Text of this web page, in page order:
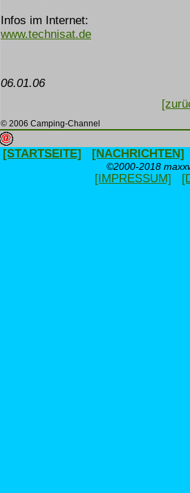
Infos im Internet:
www.technisat.de
06.01.06
© 2006 Camping-Channel
[STARTSEITE] [NACHRICHTEN]
©2000-2018
[IMPRESSUM]